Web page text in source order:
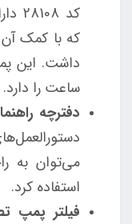
کد
که با کمک
ساعت را دارد.
دفترچه
می‌توان به
استفاده کرد.
فیلتر پمپ